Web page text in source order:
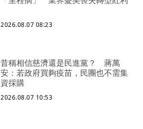
2026.08.07 08:23
昔稱相信慈濟還是民進黨？ 蔣萬
安：若政府買夠疫苗，民團也不需集
資採購
2026.08.07 10:53